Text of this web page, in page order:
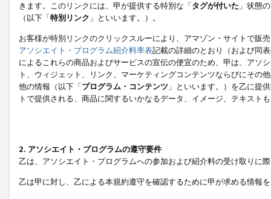
きます。このリンクには、甲が提供する特別な「タグが付いた 」状態
（以下「特別リンク 」といいます。）。
お客様が特別リンクのクリックスルーにより、アマゾン・サイトで販
アソシエイト・プログラム紹介料率表記載の詳細のとおり（および同
によるこれらの商品およびサービスの宣伝の便宜のため、甲は、アソ
ト、ウィジェット、リンク、マーケティングコンテンツならびにその
他の情報（以下「プログラム・コンテンツ 」といいます。）を乙に提
トで提供される、商品に関するいかなるデータ、イメージ、テキス
2. アソシエイト・プログラムの遵守要件
乙は、アソシエイト・プログラムへの参加および紹介料の受け取りに
乙は甲に対し、乙による本規約遵守を確認するために甲が求める情報